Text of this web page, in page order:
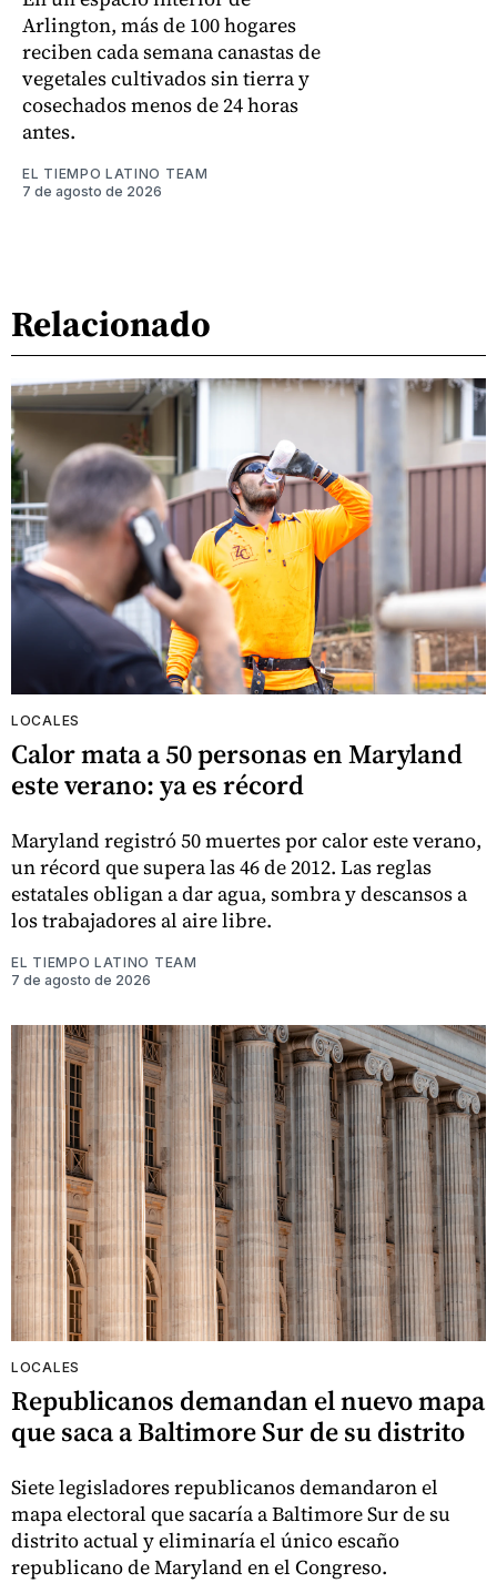
Arlington, más de 100 hogares
reciben cada semana canastas de
vegetales cultivados sin tierra y
cosechados menos de 24 horas
antes.
EL TIEMPO LATINO TEAM
7 de agosto de 2026
Relacionado
LOCALES
Calor mata a 50 personas en Maryland
este verano: ya es récord
Maryland registró 50 muertes por calor este verano,
un récord que supera las 46 de 2012. Las reglas
estatales obligan a dar agua, sombra y descansos a
los trabajadores al aire libre.
EL TIEMPO LATINO TEAM
7 de agosto de 2026
LOCALES
Republicanos demandan el nuevo mapa
que saca a Baltimore Sur de su distrito
Siete legisladores republicanos demandaron el
mapa electoral que sacaría a Baltimore Sur de su
distrito actual y eliminaría el único escaño
republicano de Maryland en el Congreso.